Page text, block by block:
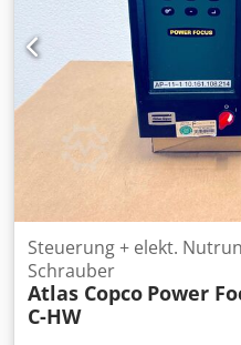
Steuerung + elekt.
Schrauber
Atlas Copco Power
C-HW